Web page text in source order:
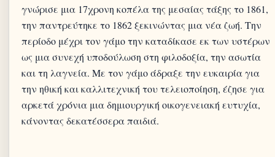
γνώρισε μια 17χρονη κοπέλα της μεσαίας τάξης το 1861,
την παντρεύτηκε το 1862 ξεκινώντας μια νέα ζωή. Την
περίοδο μέχρι τον γάμο την καταδίκασε εκ των υστέρων
ως μια συνεχή υποδούλωση στη φιλοδοξία, την ασωτία
και τη λαγνεία. Με τον γάμο άδραξε την ευκαιρία για
την ηθική και καλλιτεχνική του τελειοποίηση, έζησε για
αρκετά χρόνια μια δημιουργική οικογενειακή ευτυχία,
κάνοντας δεκατέσσερα παιδιά.